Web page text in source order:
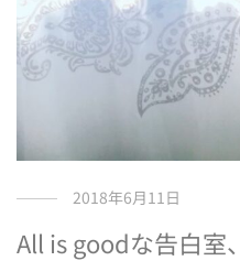
2018年6月11日
All is goodな告白室